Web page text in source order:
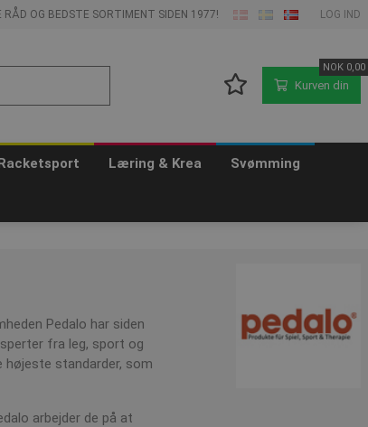
RÅD OG BEDSTE SORTIMENT SIDEN 1977! LOG IND
Kurven din
NOK0,00
Læring & Krea Svømming
Pedalo har siden
fra leg, sport og
standarder, som
arbejder de på at